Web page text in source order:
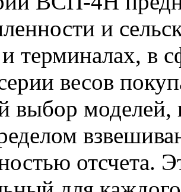
и
терминалах, в
весов
выбор моделей,
отсчета.